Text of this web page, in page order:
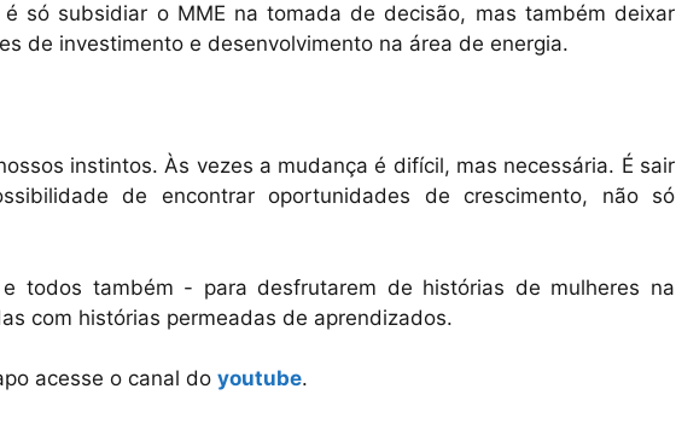
só subsidiar o MME na tomada de decisão, mas também deixar
de investimento e desenvolvimento na área de energia.
instintos. Às vezes a mudança é difícil, mas necessária. É sair
de encontrar oportunidades de crescimento, não só
todos também - para desfrutarem de histórias de mulheres na
com histórias permeadas de aprendizados.
acesse o canal doyoutube.